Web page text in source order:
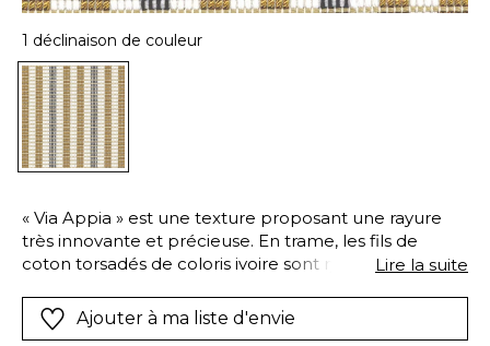
1 déclinaison de couleur
« Via Appia » est une texture proposant une rayure
très innovante et précieuse. En trame, les fils de
coton torsadés de coloris ivoire sont rythmés de fils
dans le motif de la rayure. En chaîne, un fil
pareillement satiné quadrille l’étoffe pour lui
Lire la suite
Ajouter à ma liste d'envie